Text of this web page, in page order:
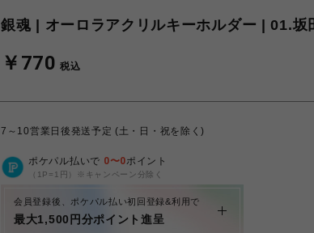
銀魂 | オーロラアクリルキーホルダー | 01.坂
￥770 税込
7～10営業日後発送予定 (土・日・祝を除く)
ポケパル払いで 0〜0ポイント
（1P=1円）※キャンペーン分除く
会員登録後、ポケパル払い初回登録&利用で
最大1,500円分ポイント進呈